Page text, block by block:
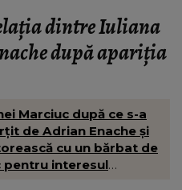
dintre Iuliana
după apariția
Marciuc după ce s-a
de Adrian Enache și
cu un bărbat de
pentru interesul